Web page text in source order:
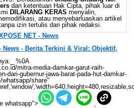
dan ketentuan Hak Cipta, pihak luar di
DILARANG KERAS menyalin,
atau menyebarluaskan artikel
izin tertulis dari pihak redaksi.
NET - News
News - Berita Terkini & Viral: Objektif,
%0A
mitra-media-damkar-garut-raih-
dari-gubernur-jawa-barat-pada-hut-damkar-
whatsapp/share"
whatsapp">